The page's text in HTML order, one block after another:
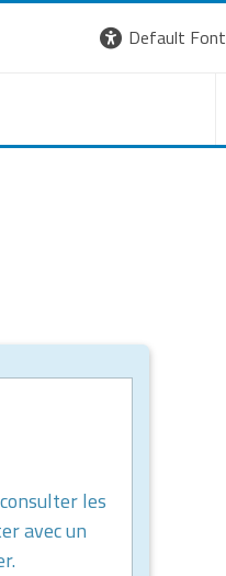
Default Font
les
avec un